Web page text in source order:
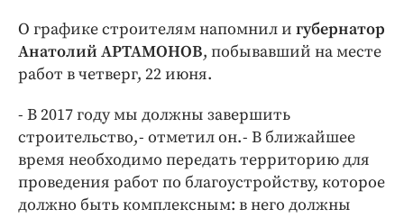
О графике строителям напомнил и губернатор
Анатолий АРТАМОНОВ, побывавший на месте
работ в четверг, 22 июня.
- В 2017 году мы должны завершить
строительство, - отметил он. - В ближайшее
время необходимо передать территорию для
проведения работ по благоустройству, которое
должно быть комплексным: в него должны